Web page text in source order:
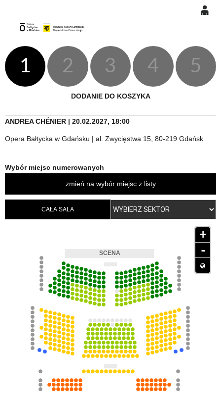
1 2 3 4 5
DODANIE DO KOSZYKA
ANDREA CHÉNIER | 20.02.2027, 18:00
Opera Bałtycka w Gdańsku | al. Zwycięstwa 15, 80-219 Gdańsk
Wybór miejsc numerowanych
zmień na wybór miejsc z listy
CAŁA SALA
+
-